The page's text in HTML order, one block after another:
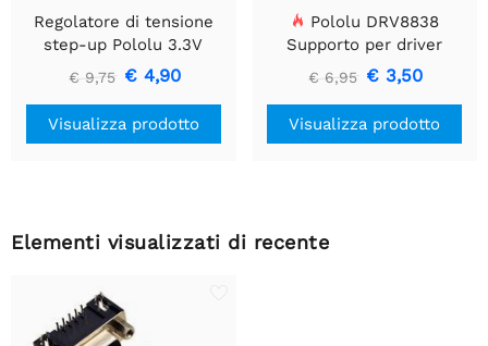
Regolatore di tensione
step-up Pololu 3.3V
U1V10F3
€ 9,75 € 4,90
Visualizza prodotto
Pololu DRV8838
Supporto per driver
motore CC a spazzola
singola
€ 6,95 € 3,50
Visualizza prodotto
Elementi visualizzati di recente